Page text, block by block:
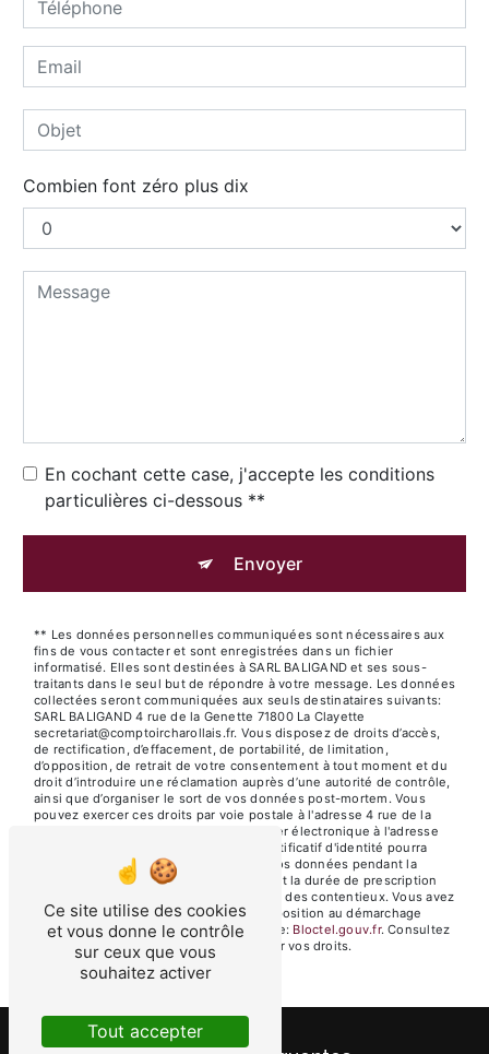
Combien font zéro plus dix
En cochant cette case, j'accepte les conditions
particulières ci-dessous **
Envoyer
** Les données personnelles communiquées sont nécessaires aux
fins de vous contacter et sont enregistrées dans un fichier
informatisé. Elles sont destinées à SARL BALIGAND et ses sous-
traitants dans le seul but de répondre à votre message. Les données
collectées seront communiquées aux seuls destinataires suivants:
SARL BALIGAND 4 rue de la Genette 71800 La Clayette
secretariat@comptoircharollais.fr. Vous disposez de droits d’accès,
de rectification, d’effacement, de portabilité, de limitation,
d’opposition, de retrait de votre consentement à tout moment et du
droit d’introduire une réclamation auprès d’une autorité de contrôle,
ainsi que d’organiser le sort de vos données post-mortem. Vous
pouvez exercer ces droits par voie postale à l'adresse 4 rue de la
Genette 71800 La Clayette ou par courrier électronique à l'adresse
secretariat@comptoircharollais.fr. Un justificatif d'identité pourra
vous être demandé. Nous conservons vos données pendant la
période de prise de contact puis pendant la durée de prescription
légale aux fins probatoires et de gestion des contentieux. Vous avez
le droit de vous inscrire sur la liste d'opposition au démarchage
téléphonique, disponible à cette adresse:
Bloctel.gouv.fr. Consultez
le site cnil.fr pour plus d’informations sur vos droits.
Ce site utilise des cookies
et vous donne le contrôle
sur ceux que vous
souhaitez activer
Tout accepter